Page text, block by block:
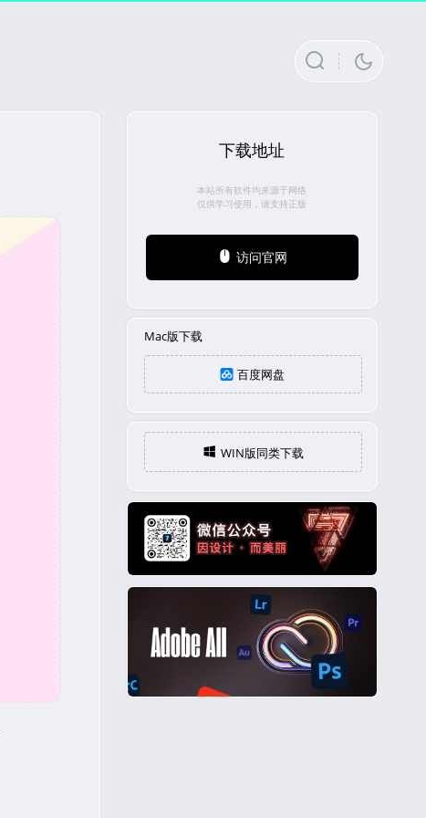
下载地址
本站所有软件均来源于网络
仅供学习使用，请支持正版
访问官网
Mac版下载
百度网盘
WIN版同类下载